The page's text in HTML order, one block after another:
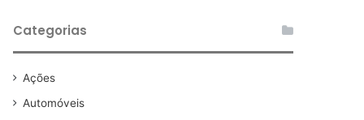
Categorias
Ações
Automóveis